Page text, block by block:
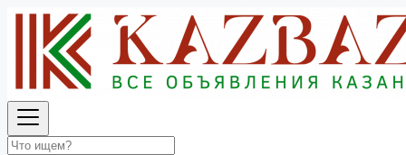
Резюме
Бухгалтерия, финансы